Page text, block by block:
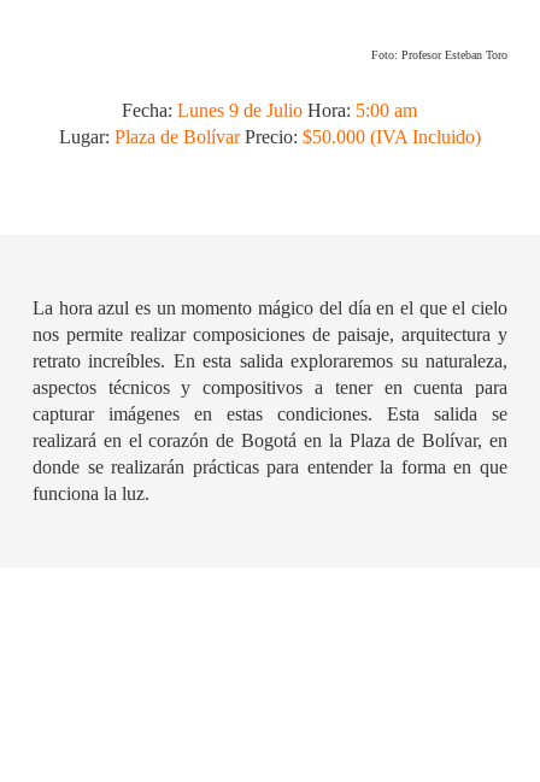
Foto: Profesor Esteban Toro
Fecha:Lunes 9 de Julio Hora: 5:00 am
Lugar: Plaza de BolívarPrecio: $50.000 (IVA Incluido)
La hora azul es un momento mágico del día en el que el cielo
nos permite realizar composiciones de paisaje, arquitectura y
retrato increíbles. En esta salida exploraremos su naturaleza,
aspectos técnicos y compositivos a tener en cuenta para
capturar imágenes en estas condiciones. Esta salida se
realizará en el corazón de Bogotá en la Plaza de Bolívar, en
donde se realizarán prácticas para entender la forma en que
funciona la luz.